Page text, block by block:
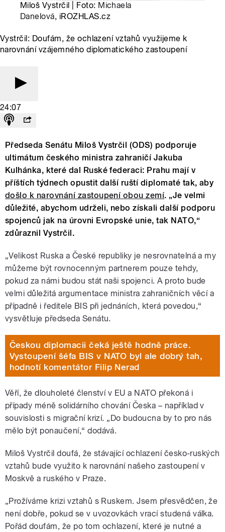
Miloš Vystrčil | Foto: Michaela
Danelová, iROZHLAS.cz
Vystrčil: Doufám, že ochlazení vztahů využijeme k
narovnání vzájemného diplomatického zastoupení
24:07
Předseda Senátu Miloš Vystrčil (ODS) podporuje
ultimátum českého ministra zahraničí Jakuba
Kulhánka, které dal Ruské federaci: Prahu mají v
příštích týdnech opustit další ruští diplomaté tak, aby
došlo k narovnání zastoupení obou zemí. „Je velmi
důležité, abychom udrželi, nebo získali další podporu
spojenců jak na úrovni Evropské unie, tak NATO,“
zdůraznil Vystrčil.
„Velikost Ruska a České republiky je nesrovnatelná a my
můžeme být rovnocenným partnerem pouze tehdy,
pokud za námi budou stát naši spojenci. A proto bude
velmi důležitá argumentace ministra zahraničních věcí a
případně i ředitele BIS při jednáních, která povedou,“
vysvětluje předseda Senátu.
Českou diplomacii čeká ještě hodně práce.
Vystoupení šéfa BIS v NATO byl ale dobrý tah,
hodnotí komentátor Filip Nerad
Věří, že dlouholeté členství v EU a NATO překoná i
případy méně solidárního chování Česka – například v
souvislosti s migrační krizí. „Do budoucna by to pro nás
mělo být ponaučení,“ dodává.
Miloš Vystrčil doufá, že stávající ochlazení česko-ruských
vztahů bude využito k narovnání našeho zastoupení v
Moskvě a ruského v Praze.
„Prožíváme krizi vztahů s Ruskem. Jsem přesvědčen, že
není dobře, pokud se v uvozovkách vrací studená válka.
Pořád doufám, že po tom ochlazení, které je nutné a